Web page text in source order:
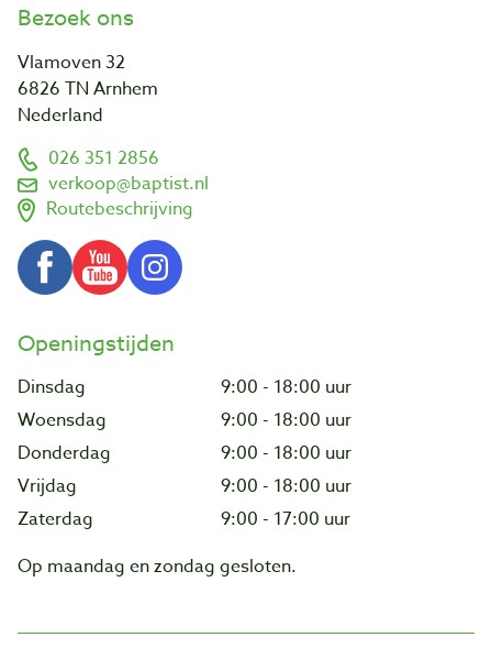
Bezoek ons
Vlamoven 32
6826 TN Arnhem
Nederland
026 351 2856
verkoop@baptist.nl
Routebeschrijving
Openingstijden
Dinsdag
9:00 - 18:00 uur
Woensdag
9:00 - 18:00 uur
Donderdag
9:00 - 18:00 uur
Vrijdag
9:00 - 18:00 uur
Zaterdag
9:00 - 17:00 uur
Op maandag en zondag gesloten.